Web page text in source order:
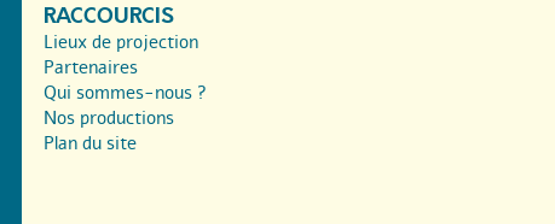
RACCOURCIS
Lieux de projection
Partenaires
Qui sommes-nous ?
Nos productions
Plan du site